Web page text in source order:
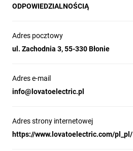
ODPOWIEDZIALNOŚCIĄ
Adres pocztowy
ul. Zachodnia 3, 55-330 Błonie
Adres e-mail
info@lovatoelectric.pl
Adres strony internetowej
https://www.lovatoelectric.com/pl_pl/